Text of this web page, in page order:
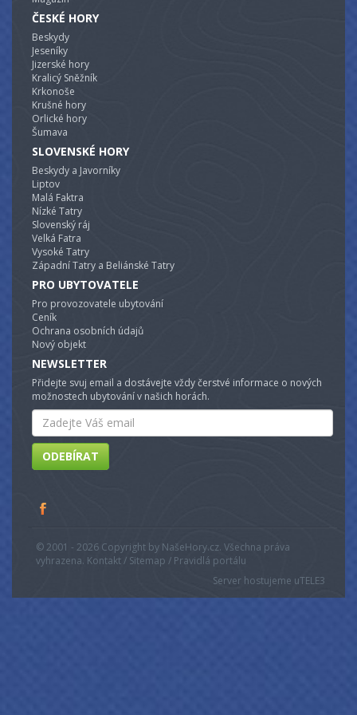
ČESKÉ HORY
Beskydy
Jeseníky
Jizerské hory
Kralicý Sněžník
Krkonoše
Krušné hory
Orlické hory
Šumava
SLOVENSKÉ HORY
Beskydy a Javorníky
Liptov
Malá Faktra
Nízké Tatry
Slovenský ráj
Velká Fatra
Vysoké Tatry
Západní Tatry a Beliánské Tatry
PRO UBYTOVATELE
Pro provozovatele ubytování
Ceník
Ochrana osobních údajů
Nový objekt
NEWSLETTER
Přidejte svuj email a dostávejte vždy čerstvé informace o nových
možnostech ubytování v našich horách.
Email
ODEBÍRAT
© 2001 - 2026 Copyright by NašeHory.cz. Všechna práva
vyhrazena. Kontakt / Sitemap / Pravidlá portálu
Server hostujeme uTELE3